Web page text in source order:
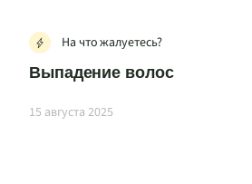
На что жалуетесь?
Выпадение волос
15 августа 2025